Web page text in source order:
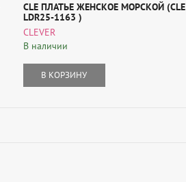
CLE ПЛАТЬЕ ЖЕНСКОЕ МОРСКОЙ (CLE
LDR25-1163 )
CLEVER
В наличии
В КОРЗИНУ